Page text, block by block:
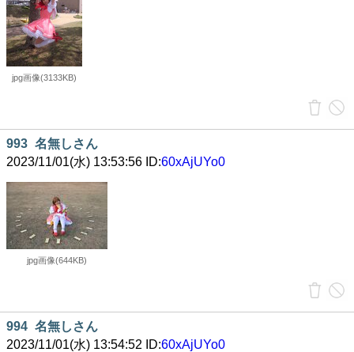
jpg画像(3133KB)
993 名無しさん
2023/11/01(水) 13:53:56 ID:60xAjUYo0
jpg画像(644KB)
994 名無しさん
2023/11/01(水) 13:54:52 ID:60xAjUYo0